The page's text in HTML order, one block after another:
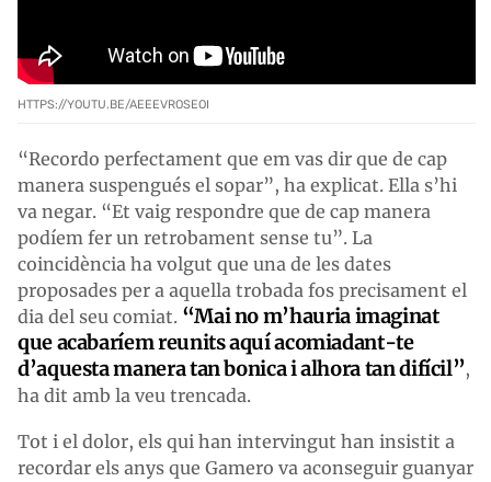
HTTPS://YOUTU.BE/AEEEVROSEOI
“Recordo perfectament que em vas dir que de cap
manera suspengués el sopar”, ha explicat. Ella s’hi
va negar. “Et vaig respondre que de cap manera
podíem fer un retrobament sense tu”. La
coincidència ha volgut que una de les dates
proposades per a aquella trobada fos precisament el
dia del seu comiat. “Mai no m’hauria imaginat
que acabaríem reunits aquí acomiadant-te
d’aquesta manera tan bonica i alhora tan difícil”,
ha dit amb la veu trencada.
Tot i el dolor, els qui han intervingut han insistit a
recordar els anys que Gamero va aconseguir guanyar